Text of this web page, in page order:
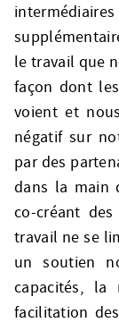
le travail que
façon dont
voient et
négatif sur
par des
dans la main
co-créant
travail ne se
un soutien
capacités, la
facilitation des